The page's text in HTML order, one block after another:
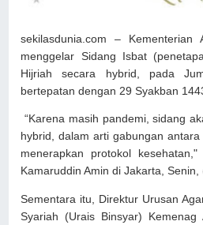
sekilasdunia.com – Kementerian
menggelar Sidang Isbat
Hijriah secara hybrid, pada
bertepatan dengan 29 Syakban
“Karena masih pandemi, sidang
hybrid, dalam arti gabungan
menerapkan protokol
Kamaruddin Amin di Jakarta,
Sementara itu, Direktur Urusan
Syariah (Urais Binsyar) Kemenag